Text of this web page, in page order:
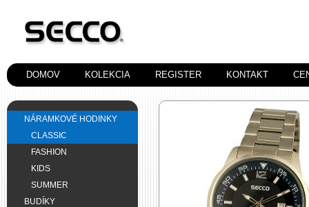
DOMOV KOLEKCIA REGISTER KONTAKT
NÁRAMKOVÉ HODINKY
CLASSIC
FASHION
KIDS
SUMMER
BUDÍKY